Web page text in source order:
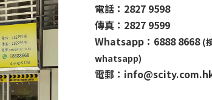
電話：2827 9598
傳真：2827 9599
Whatsapp：6888 8668 (
whatsapp)
電郵：